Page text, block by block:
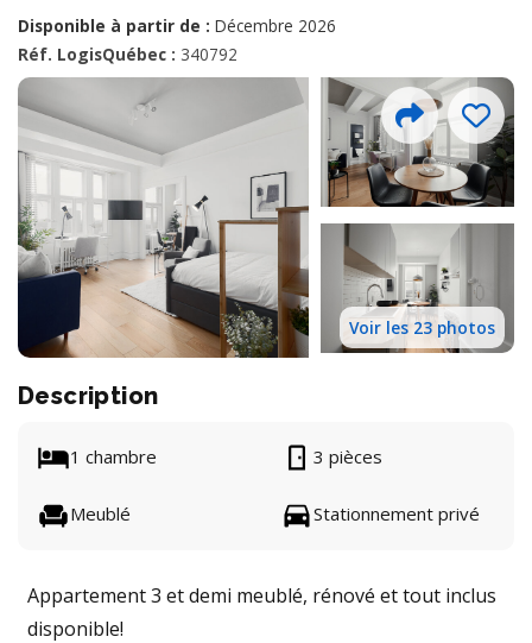
Disponible à partir de : Décembre 2026
Réf. LogisQuébec : 340792
Voir les 23 photos
Description
1 chambre 3 pièces
Meublé Stationnement privé
Appartement 3 et demi meublé, rénové et tout inclus
disponible!